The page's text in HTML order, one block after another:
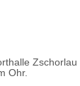
Ohr.